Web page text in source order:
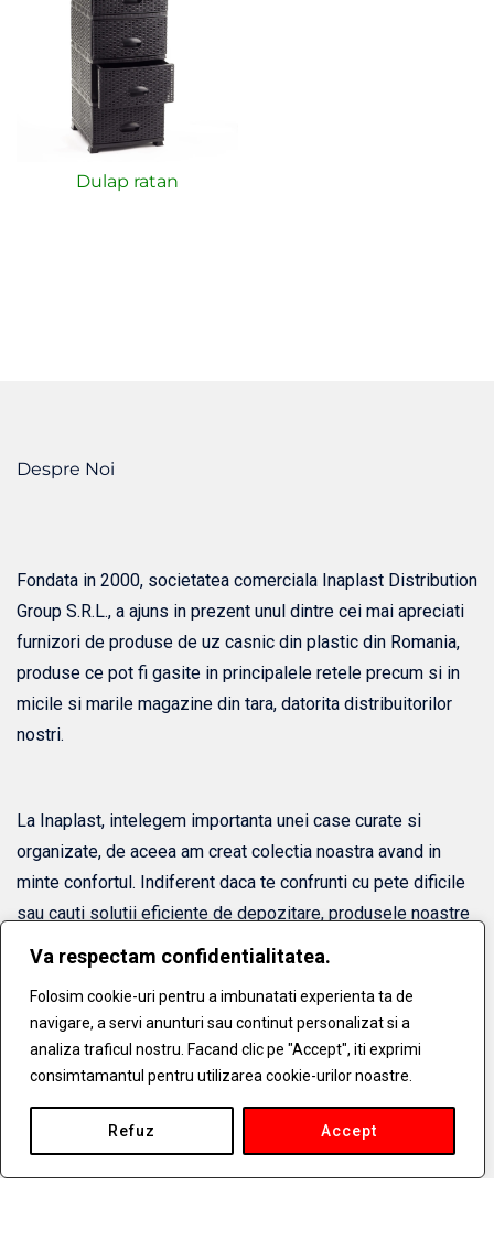
Va respectam confidentialitatea.
Folosim cookie-uri pentru a imbunatati experienta ta de
navigare, a servi anunturi sau continut personalizat si a
analiza traficul nostru. Facand clic pe "Accept", iti exprimi
consimtamantul pentru utilizarea cookie-urilor noastre.
Refuz Accept
Dulap ratan
Despre Noi
Fondata in 2000, societatea comerciala Inaplast Distribution
Group S.R.L., a ajuns in prezent unul dintre cei mai apreciati
furnizori de produse de uz casnic din plastic din Romania,
produse ce pot fi gasite in principalele retele precum si in
micile si marile magazine din tara, datorita distribuitorilor
nostri.
La Inaplast, intelegem importanta unei case curate si
organizate, de aceea am creat colectia noastra avand in
minte confortul. Indiferent daca te confrunti cu pete dificile
sau cauti solutii eficiente de depozitare, produsele noastre
sunt adaptate pentru a-ti satisface nevoile. Spune adio
dezordinei si saluta un spatiu de trai mai curat si mai
organizat cu Plastina - acolo unde practicitatea intalneste
inovatia pentru solutii de curatenie si depozitare in casa
fara griji.